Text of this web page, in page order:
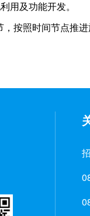
用及功能开发。
按照时间节点推